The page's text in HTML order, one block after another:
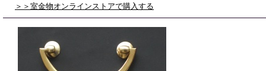
＞＞室金物オンラインストアで購入する